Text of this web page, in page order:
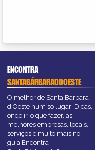
ENCONTRA
SANTABÁRBARADOOESTE
O melhor de Santa Bárbara
d’Oeste num só lugar! Dicas,
onde ir, o que fazer, as
melhores empresas, locais,
serviços e muito mais no
guia Encontra